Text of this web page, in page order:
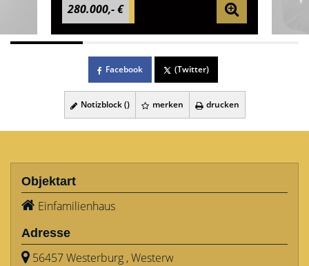
280.000,- €
Facebook (Twitter)
Notizblock () merken drucken
Objektart
Einfamilienhaus
Adresse
56457 Westerburg , Westerw